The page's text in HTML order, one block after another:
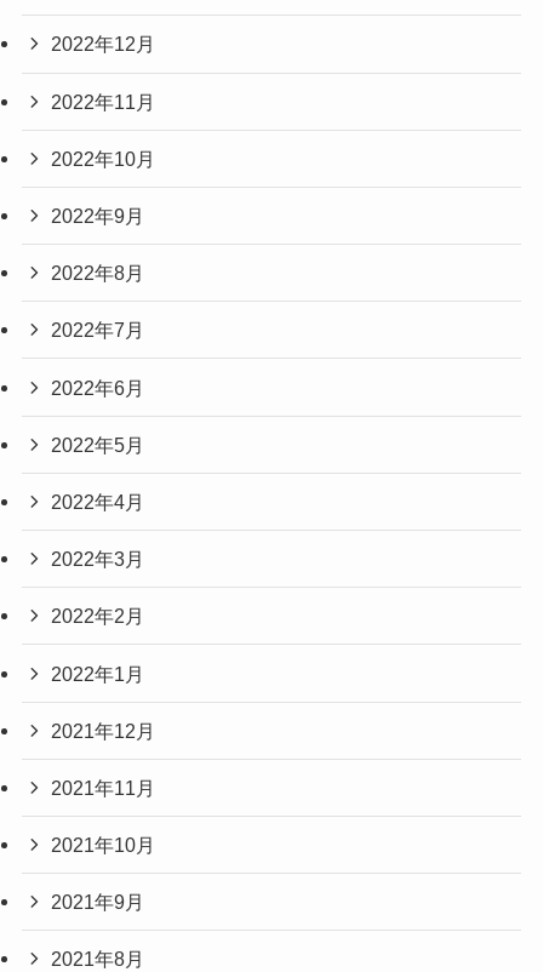
2022年12月
2022年11月
2022年10月
2022年9月
2022年8月
2022年7月
2022年6月
2022年5月
2022年4月
2022年3月
2022年2月
2022年1月
2021年12月
2021年11月
2021年10月
2021年9月
2021年8月